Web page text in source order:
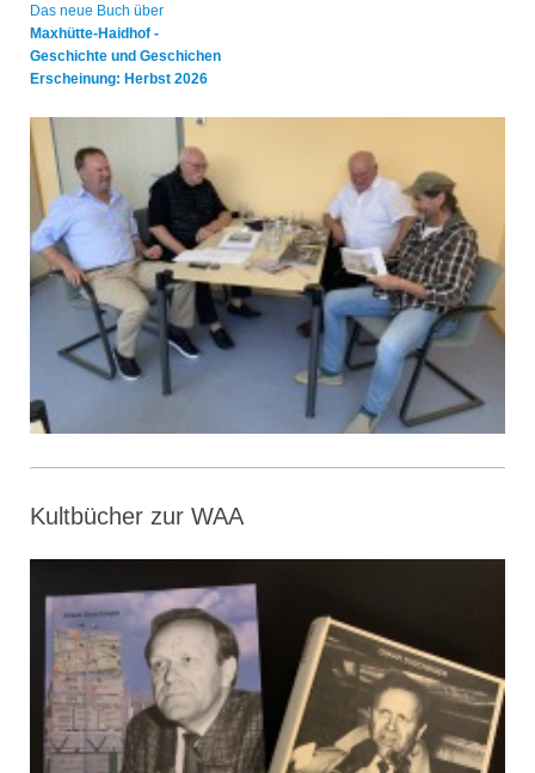
Das neue Buch über
Maxhütte-Haidhof -
Geschichte und Geschichen
Erscheinung: Herbst 2026
Kultbücher zur WAA